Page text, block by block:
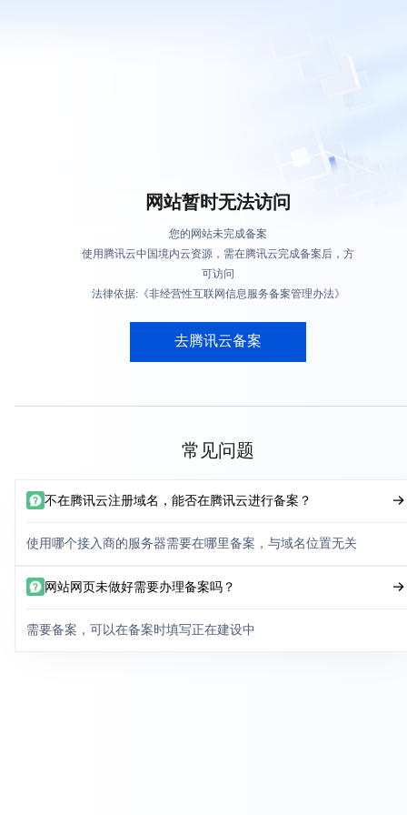
网站暂时无法访问
您的网站未完成备案
使用腾讯云中国境内云资源，需在腾讯云完成备案后，方
可访问
法律依据:《非经营性互联网信息服务备案管理办法》
去腾讯云备案
常见问题
不在腾讯云注册域名，能否在腾讯云进行备案？
使用哪个接入商的服务器需要在哪里备案，与域名位置无关
网站网页未做好需要办理备案吗？
需要备案，可以在备案时填写正在建设中